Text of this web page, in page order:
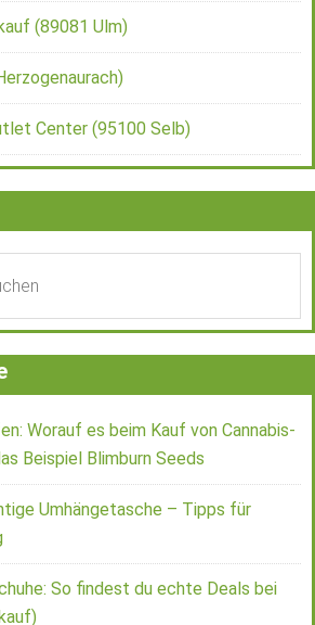
(89081 Ulm)
Center (95100 Selb)
Worauf es beim Kauf von Cannabis-
Beispiel Blimburn Seeds
Umhängetasche – Tipps für
So findest du echte Deals bei